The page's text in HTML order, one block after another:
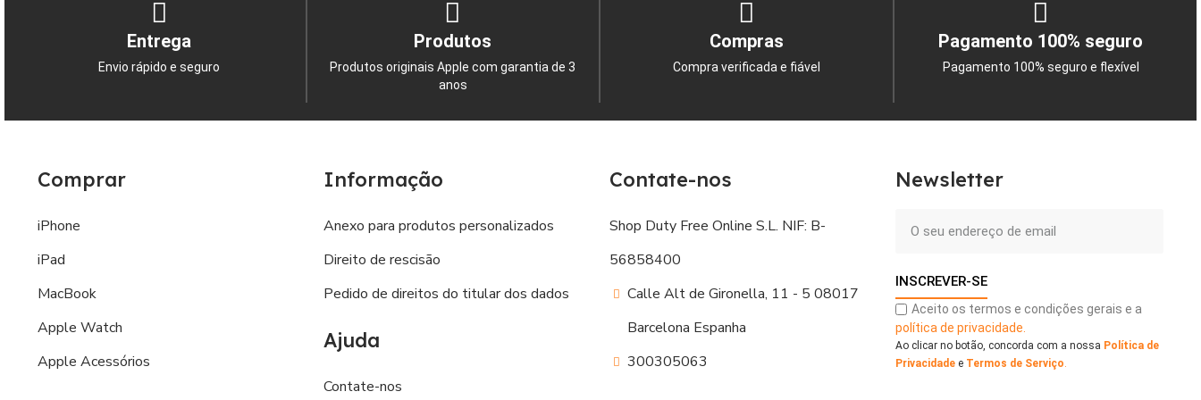
Entrega
Envio rápido e seguro
Produtos
Produtos originais Apple com garantia de 3
anos
Compras
Compra verificada e fiável
Pagamento 100% seguro
Pagamento 100% seguro e flexível
Comprar
iPhone
iPad
MacBook
Apple Watch
Apple Acessórios
Informação
Anexo para produtos personalizados
Direito de rescisão
Pedido de direitos do titular dos dados
Ajuda
Contate-nos
Contate-nos
Shop Duty Free Online S.L. NIF: B-
56858400
Calle Alt de Gironella, 11 - 5 08017
Barcelona Espanha
300305063
Newsletter
INSCREVER-SE
Aceito os termos e condições gerais e a
política de privacidade.
Ao clicar no botão, concorda com a nossa Política de
Privacidade e Termos de Serviço.